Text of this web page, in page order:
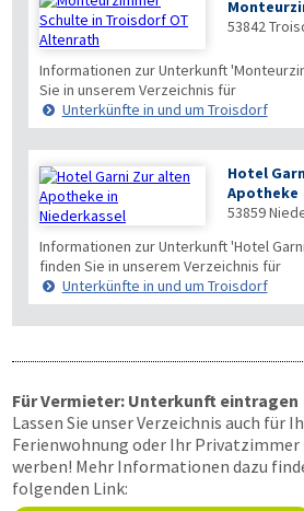
53842
Informationen zur Unterkunft
Sie in unserem Verzeichnis für
Unterkünfte in und um Troisdorf
Hotel
Apotheke
53859
Informationen zur Unterkunft 'Hotel
finden Sie in unserem Verzeichnis für
Unterkünfte in und um Troisdorf
Für Vermieter: Unterkunft eintragen
Lassen Sie unser Verzeichnis auch für
Ferienwohnung oder Ihr
werben! Mehr Informationen dazu
folgenden Link: